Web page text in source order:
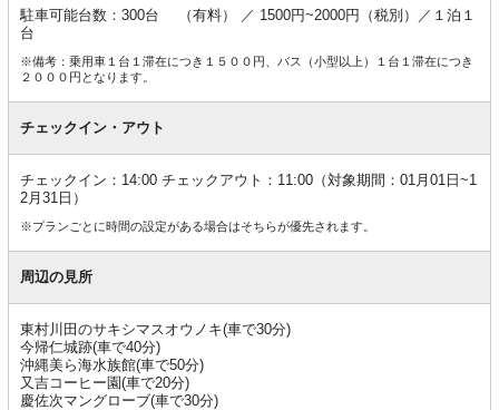
駐車可能台数：300台 （有料） ／ 1500円~2000円（税別）／１泊１
台
※備考：乗用車１台１滞在につき１５００円、バス（小型以上）１台１滞在につき
２０００円となります。
チェックイン・アウト
チェックイン：14:00 チェックアウト：11:00（対象期間：01月01日~1
2月31日）
※プランごとに時間の設定がある場合はそちらが優先されます。
周辺の見所
東村川田のサキシマスオウノキ(車で30分)
今帰仁城跡(車で40分)
沖縄美ら海水族館(車で50分)
又吉コーヒー園(車で20分)
慶佐次マングローブ(車で30分)